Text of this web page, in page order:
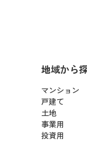
地域から
マンション
戸建て
土地
事業用
投資用